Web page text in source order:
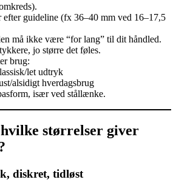
guideline (fx 36–40 mm ved 16–17,5
må ikke være “for lang” til dit håndled.
jo større det føles.
brug:
let udtryk
alsidigt hverdagsbrug
især ved stållænke.
størrelser giver
diskret, tidløst